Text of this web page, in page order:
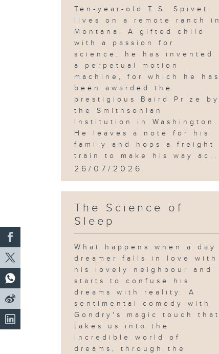
Ten-year-old T.S. Spivet
lives on a remote ranch in
Montana. A gifted child
with a passion for
science, he has invented
a perpetual motion
machine, for which he has
been awarded the
prestigious Baird Prize by
the Smithsonian
Institution in Washington.
He leaves a note for his
family and hops a freight
train to make his way ac...
26/07/2026
The Science of
Sleep
What happens when a day
dreamer falls in love with
his lovely neighbour and
starts to confuse his
dreams with reality. A
sentimental comedy with
Gondry's magic touch that
takes us into the
incredible world of
dreams, through the